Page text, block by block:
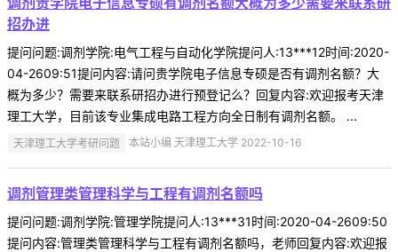
招办进
提问问题:调剂学院:电气工程与自动化学院提问人:13***12时间:2020-
04-2609:51提问内容:请问贵学院电子信息专硕是否有调剂名额？大
概为多少？需要来联系研招办进行预登记么？回复内容:欢迎报考天津
理工大学，目前该专业集成电路工程方向全日制有调剂名额。 ...
天津理工大学考研问题 本站小编 天津理工大学 2022-10-16
调剂管理类管理科学与工程有调剂名额吗
提问问题:调剂学院:管理学院提问人:13***31时间:2020-04-2609:50
提问内容:管理类管理科学与工程有调剂名额吗，老师回复内容:欢迎报